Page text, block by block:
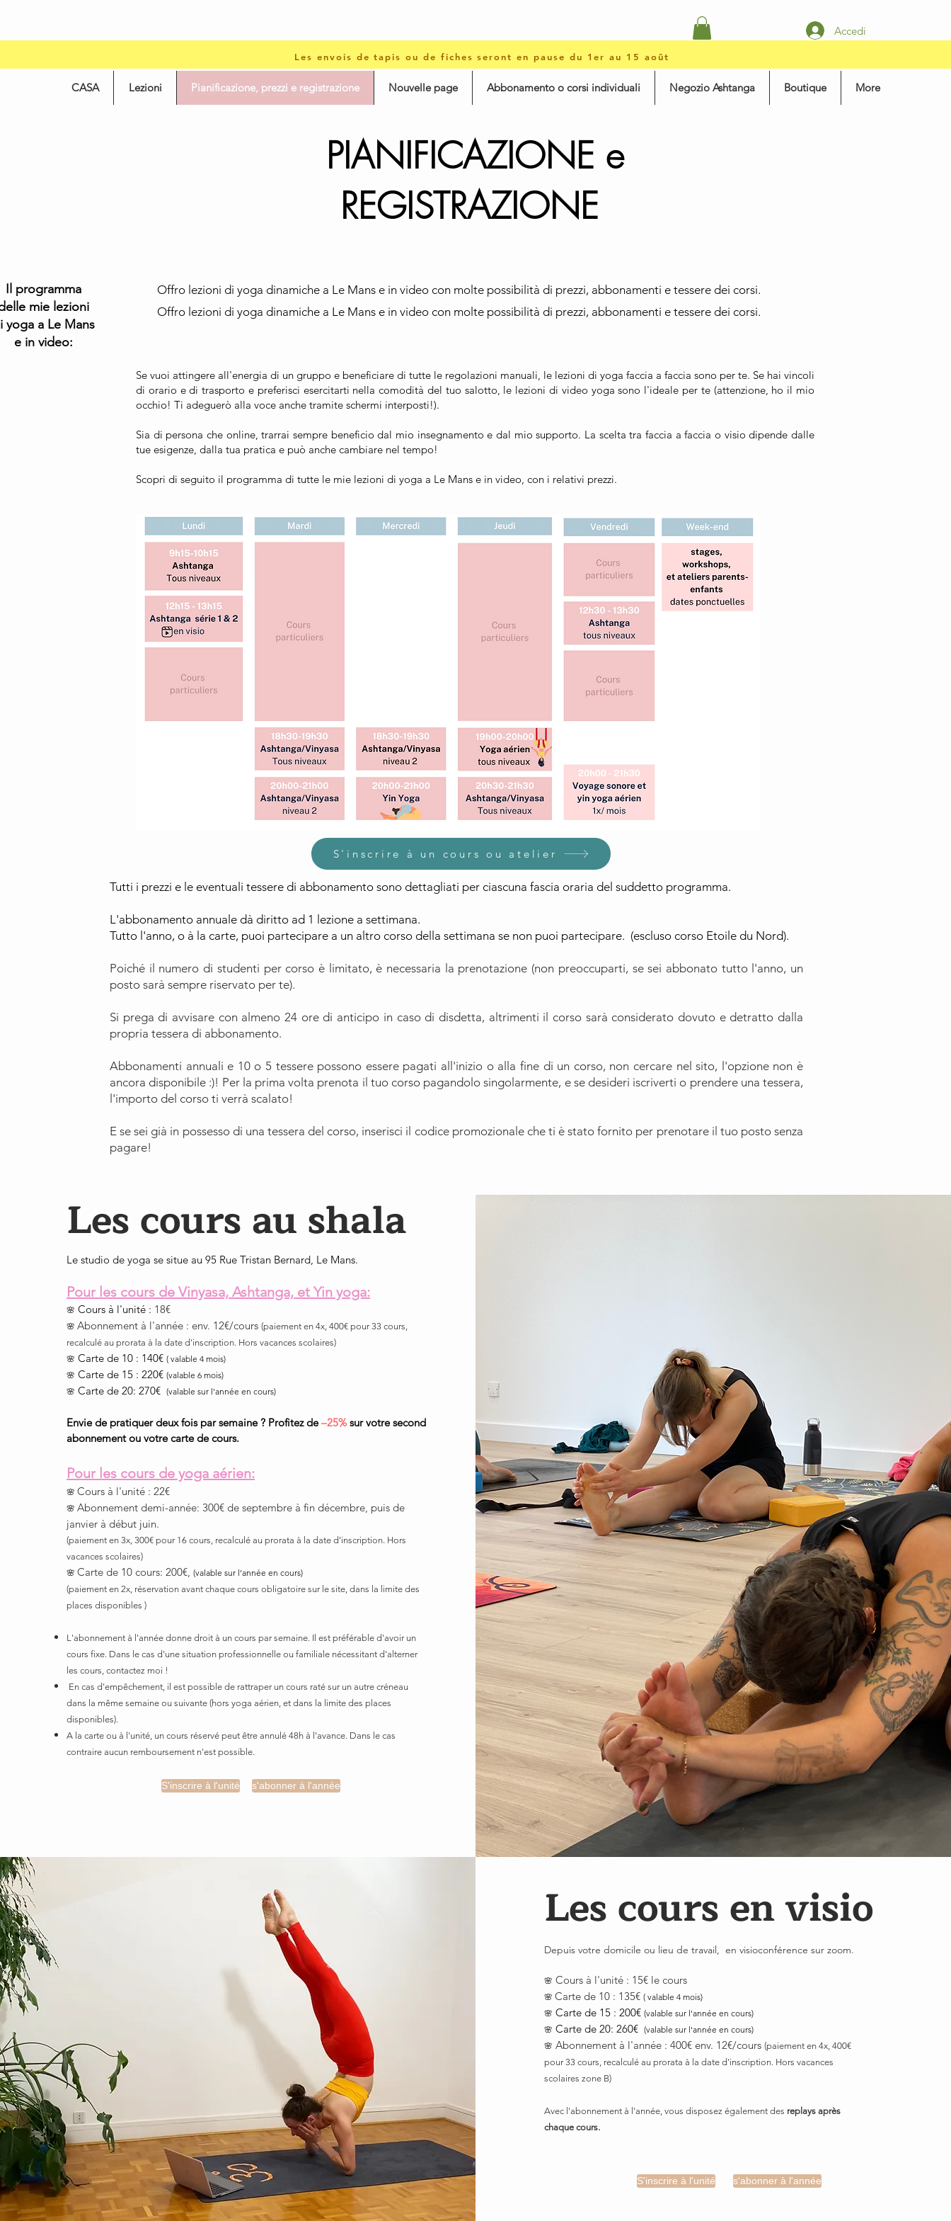
Accedi
Les envois de tapis ou de fiches seront en pause du 1er au 15 août
CASA Lezioni Pianificazione, prezzi e registrazione Nouvelle page Abbonamento o corsi individuali Negozio Ashtanga Boutique More
Il programma
mie lezioni
yoga a Le Mans
e in video:
PIANIFICAZIONE e
REGISTRAZIONE
Offro lezioni di yoga dinamiche a Le Mans e in video con molte possibilità di prezzi, abbonamenti e tessere dei corsi.
Offro lezioni di yoga dinamiche a Le Mans e in video con molte possibilità di prezzi, abbonamenti e tessere dei corsi.
Se vuoi attingere all'energia di un gruppo e beneficiare di tutte le regolazioni manuali, le lezioni di yoga faccia a faccia sono per te. Se hai vincoli
di orario e di trasporto e preferisci esercitarti nella comodità del tuo salotto, le lezioni di video yoga sono l'ideale per te (attenzione, ho il mio
occhio! Ti adeguerò alla voce anche tramite schermi interposti!).
Sia di persona che online, trarrai sempre beneficio dal mio insegnamento e dal mio supporto. La scelta tra faccia a faccia o visio dipende dalle
tue esigenze, dalla tua pratica e può anche cambiare nel tempo!
Scopri di seguito il programma di tutte le mie lezioni di yoga a Le Mans e in video, con i relativi prezzi.
S'inscrire à un cours ou atelier
Tutti i prezzi e le eventuali tessere di abbonamento sono dettagliati per ciascuna fascia oraria del suddetto programma.
L'abbonamento annuale dà diritto ad 1 lezione a settimana.
Tutto l'anno, o à la carte, puoi partecipare a un altro corso della settimana se non puoi partecipare. (escluso corso Etoile du Nord).
Poiché il numero di studenti per corso è limitato, è necessaria la prenotazione (non preoccuparti, se sei abbonato tutto l'anno, un
posto sarà sempre riservato per te).
Si prega di avvisare con almeno 24 ore di anticipo in caso di disdetta, altrimenti il corso sarà considerato dovuto e detratto dalla
propria tessera di abbonamento.
Abbonamenti annuali e 10 o 5 tessere possono essere pagati all'inizio o alla fine di un corso, non cercare nel sito, l'opzione non è
ancora disponibile :)! Per la prima volta prenota il tuo corso pagandolo singolarmente, e se desideri iscriverti o prendere una tessera,
l'importo del corso ti verrà scalato!
E se sei già in possesso di una tessera del corso, inserisci il codice promozionale che ti è stato fornito per prenotare il tuo posto senza
pagare!
Les cours au shala
Le studio de yoga se situe au 95 Rue Tristan Bernard, Le Mans.
Pour les cours de Vinyasa, Ashtanga, et Yin yoga:
🌸 Cours à l'unité : 18€
🌸 Abonnement à l'année : env. 12€/cours (paiement en 4x, 400€ pour 33 cours,
recalculé au prorata à la date d'inscription. Hors vacances scolaires)
🌸 Carte de 10 : 140€ ( valable 4 mois)
🌸 Carte de 15 : 220€ (valable 6 mois)
🌸 Carte de 20: 270€ (valable sur l'année en cours)
Envie de pratiquer deux fois par semaine ? Profitez de–25%sur votre second
abonnement ou votre carte de cours.
Pour les cours de yoga aérien:
🌸 Cours à l'unité : 22€
🌸 Abonnement demi-année: 300€ de septembre à fin décembre, puis de
janvier à début juin.
(paiement en 3x, 300€ pour 16 cours, recalculé au prorata à la date d'inscription. Hors
vacances scolaires)
🌸 Carte de 10 cours: 200€, (valable sur l'année en cours)
(paiement en 2x, réservation avant chaque cours obligatoire sur le site, dans la limite des
places disponibles )
L'abonnement à l'année donne droit à un cours par semaine. Il est préférable d'avoir un
cours fixe. Dans le cas d'une situation professionnelle ou familiale nécessitant d'alterner
les cours, contactez moi !
En cas d'empêchement, il est possible de rattraper un cours raté sur un autre créneau
dans la même semaine ou suivante (hors yoga aérien, et dans la limite des places
disponibles).
A la carte ou à l'unité, un cours réservé peut être annulé 48h à l'avance. Dans le cas
contraire aucun remboursement n'est possible.
S'inscrire à l'unité s'abonner à l'année
Les cours en visio
Depuis votre domicile ou lieu de travail, en visioconférence sur zoom.
🌸 Cours à l'unité : 15€ le cours
🌸 Carte de 10 : 135€ ( valable 4 mois)
🌸 Carte de 15 : 200€ (valable sur l'année en cours)
🌸 Carte de 20: 260€ (valable sur l'année en cours)
🌸 Abonnement à l'année : 400€ env. 12€/cours (paiement en 4x, 400€
pour 33 cours, recalculé au prorata à la date d'inscription. Hors vacances
scolaires zone B)
Avec l'abonnement à l'année, vous disposez également des replays après
chaque cours.
S'inscrire à l'unité s'abonner à l'année